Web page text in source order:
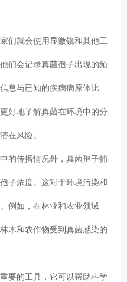
们就会使用显微镜和其他工
们会记录真菌孢子出现的频
息与已知的疾病病原体比
好地了解真菌在环境中的分
在风险。
的传播情况外，真菌孢子捕
子浓度。这对于环境污染和
例如，在林业和农业领域
木和农作物受到真菌感染的
要的工具，它可以帮助科学